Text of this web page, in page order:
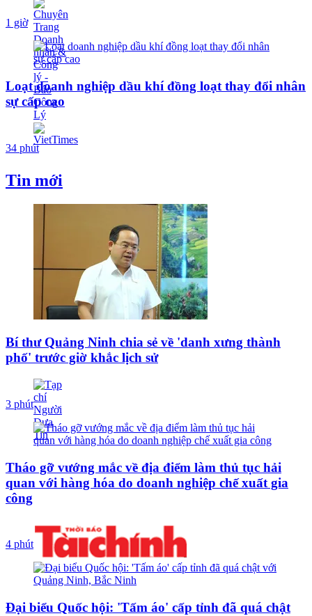
1 giờ
Loạt doanh nghiệp dầu khí đồng loạt thay đổi nhân
sự cấp cao
34 phút
Tin mới
Bí thư Quảng Ninh chia sẻ về 'danh xưng thành
phố' trước giờ khắc lịch sử
3 phút
Tháo gỡ vướng mắc về địa điểm làm thủ tục hải
quan với hàng hóa do doanh nghiệp chế xuất gia
công
4 phút
Đại biểu Quốc hội: 'Tấm áo' cấp tỉnh đã quá chật